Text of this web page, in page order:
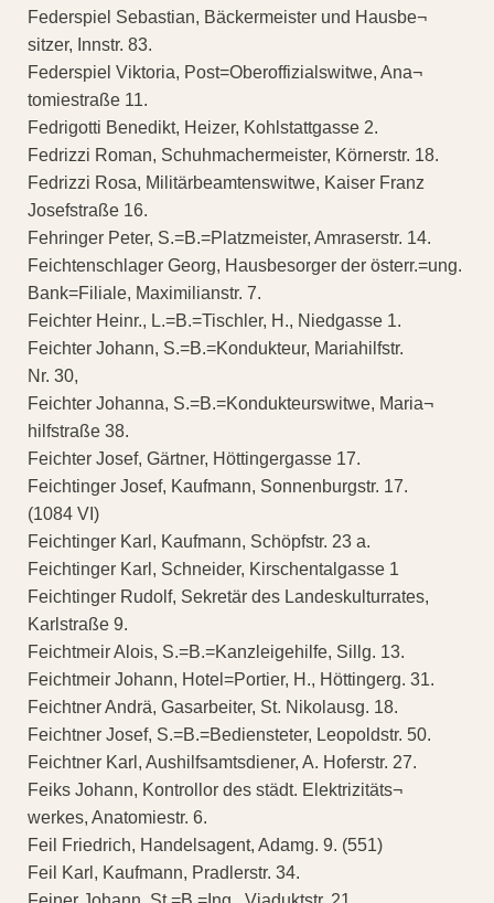
Federspiel Sebastian, Bäckermeister und Hausbe¬
sitzer, Innstr. 83.
Federspiel Viktoria, Post=Oberoffizialswitwe, Ana¬
tomiestraße 11.
Fedrigotti Benedikt, Heizer, Kohlstattgasse 2.
Fedrizzi Roman, Schuhmachermeister, Körnerstr. 18.
Fedrizzi Rosa, Militärbeamtenswitwe, Kaiser Franz
Josefstraße 16.
Fehringer Peter, S.=B.=Platzmeister, Amraserstr. 14.
Feichtenschlager Georg, Hausbesorger der österr.=ung.
Bank=Filiale, Maximilianstr. 7.
Feichter Heinr., L.=B.=Tischler, H., Niedgasse 1.
Feichter Johann, S.=B.=Kondukteur, Mariahilfstr.
Nr. 30,
Feichter Johanna, S.=B.=Kondukteurswitwe, Maria¬
hilfstraße 38.
Feichter Josef, Gärtner, Höttingergasse 17.
Feichtinger Josef, Kaufmann, Sonnenburgstr. 17.
(1084 VI)
Feichtinger Karl, Kaufmann, Schöpfstr. 23 a.
Feichtinger Karl, Schneider, Kirschentalgasse 1
Feichtinger Rudolf, Sekretär des Landeskulturrates,
Karlstraße 9.
Feichtmeir Alois, S.=B.=Kanzleigehilfe, Sillg. 13.
Feichtmeir Johann, Hotel=Portier, H., Höttingerg. 31.
Feichtner Andrä, Gasarbeiter, St. Nikolausg. 18.
Feichtner Josef, S.=B.=Bediensteter, Leopoldstr. 50.
Feichtner Karl, Aushilfsamtsdiener, A. Hoferstr. 27.
Feiks Johann, Kontrollor des städt. Elektrizitäts¬
werkes, Anatomiestr. 6.
Feil Friedrich, Handelsagent, Adamg. 9. (551)
Feil Karl, Kaufmann, Pradlerstr. 34.